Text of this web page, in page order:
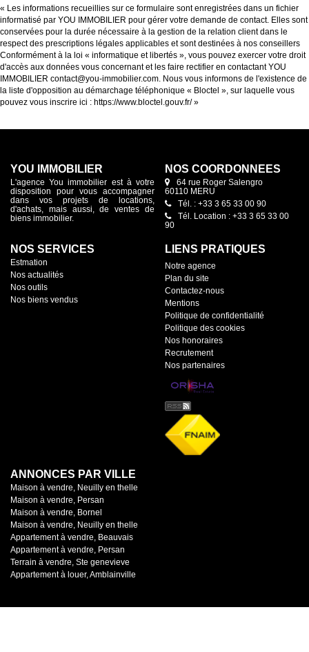
« Les informations recueillies sur ce formulaire sont enregistrées dans un fichier
informatisé par YOU IMMOBILIER pour gérer votre demande de contact. Elles sont
conservées pour la durée nécessaire à la gestion de la relation client dans le
respect des prescriptions légales applicables et sont destinées à nos conseillers
Conformément à la loi « informatique et libertés », vous pouvez exercer votre droit
d'accès aux données vous concernant et les faire rectifier en contactant YOU
IMMOBILIER contact@you-immobilier.com. Nous vous informons de l'existence de
la liste d'opposition au démarchage téléphonique « Bloctel », sur laquelle vous
pouvez vous inscrire ici : https://www.bloctel.gouv.fr/»
YOU IMMOBILIER
L'agence You immobilier est à votre
disposition pour vous accompagner
dans vos projets de locations,
d'achats, mais aussi, de ventes de
biens immobilier.
NOS COORDONNÉES
64 rue Roger Salengro
60110 MERU
Tél. : +33 3 65 33 00 90
Tél. Location : +33 3 65 33 00
90
NOS SERVICES
Estmation
Nos actualités
Nos outils
Nos biens vendus
LIENS PRATIQUES
Notre agence
Plan du site
Contactez-nous
Mentions
Politique de confidentialité
Politique des cookies
Nos honoraires
Recrutement
Nos partenaires
ANNONCES PAR VILLE
Maison à vendre, Neuilly en thelle
Maison à vendre, Persan
Maison à vendre, Bornel
Maison à vendre, Neuilly en thelle
Appartement à vendre, Beauvais
Appartement à vendre, Persan
Terrain à vendre, Ste genevieve
Appartement à louer, Amblainville